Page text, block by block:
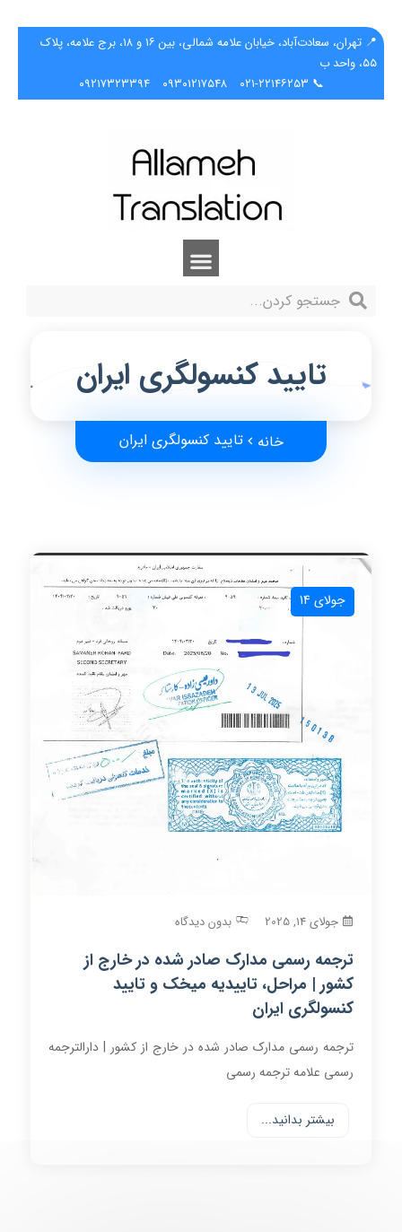
📍 تهران، سعادت‌آباد، خیابان علامه شمالی، بین ۱۶ و ۱۸، برج علامه، پلاک
۵۵، واحد ب
📞 ۰۲۱-۲۲۱۴۶۲۵۳
۰۹۳۰۱۲۱۷۵۴۸ ۰۹۲۱۷۳۲۳۳۹۴
تایید کنسولگری ایران
خانه تایید کنسولگری ایران
جولای 14
جولای 14, 2025 بدون دیدگاه
ترجمه رسمی مدارک صادر شده در خارج از
کشور | مراحل، تاییدیه میخک و تایید
کنسولگری ایران
ترجمه رسمی مدارک صادر شده در خارج از کشور | دارالترجمه
رسمی علامه ترجمه رسمی
بیشتر بدانید...